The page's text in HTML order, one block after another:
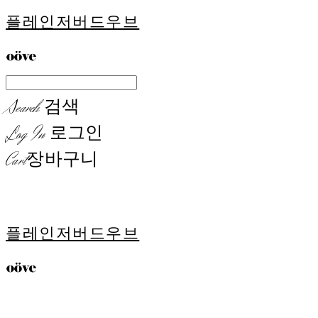
플레인저버드우브
Search검색
Log In 로그인
Cart장바구니
플레인저버드우브